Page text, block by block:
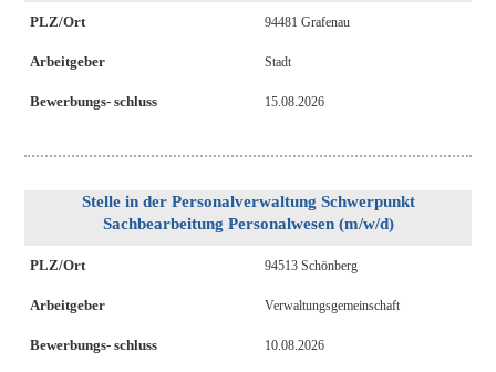
PLZ/Ort
Arbeitgeber
Bewerbungs- schluss
94481 Grafenau
Stadt
15.08.2026
Stelle in der Personalverwaltung Schwerpunkt
Sachbearbeitung Personalwesen (m/w/d)
PLZ/Ort
Arbeitgeber
Bewerbungs- schluss
94513 Schönberg
Verwaltungsgemeinschaft
10.08.2026